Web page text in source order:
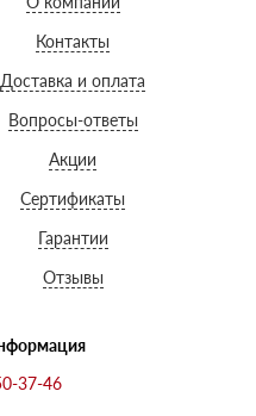
Контакты
Доставка и оплата
Вопросы-ответы
Акции
Сертификаты
Гарантии
Отзывы
37-46